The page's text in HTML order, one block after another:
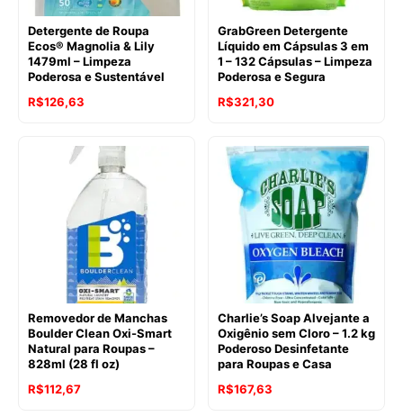
Detergente de Roupa
Ecos® Magnolia & Lily
1479ml – Limpeza
Poderosa e Sustentável
O
R$142,96.
R$126,63
atual
R$126,63.
GrabGreen Detergente
Líquido em Cápsulas 3 em
1 – 132 Cápsulas – Limpeza
Poderosa e Segura
O
original
era:
R$357,00.
R$321,30O
atual
é:
R$321,30.
Removedor de Manchas
Boulder Clean Oxi-Smart
Natural para Roupas –
828ml (28 fl oz)
R$112,67
Charlie’s Soap Alvejante a
Oxigênio sem Cloro – 1.2 kg
Poderoso Desinfetante
para Roupas e Casa
O
R$167,63